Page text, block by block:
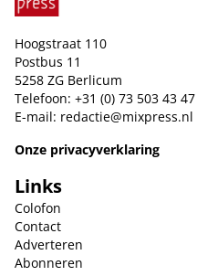
Hoogstraat 110
Postbus 11
5258 ZG Berlicum
Telefoon: +31 (0) 73 503 43 47
E-mail: redactie@mixpress.nl
Onze privacyverklaring
Links
Colofon
Contact
Adverteren
Abonneren